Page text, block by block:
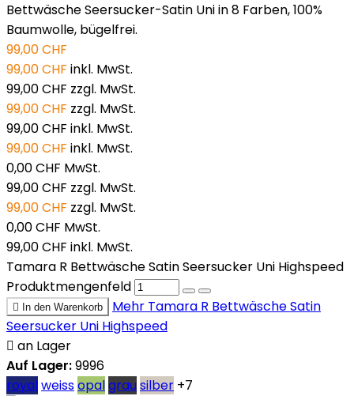
Bettwäsche Seersucker-Satin Uni in 8 Farben, 100%
Baumwolle, bügelfrei.
99,00 CHF
99,00 CHF inkl. MwSt.
99,00 CHF zzgl. MwSt.
99,00 CHF zzgl. MwSt.
99,00 CHF inkl. MwSt.
99,00 CHF inkl. MwSt.
0,00 CHF MwSt.
99,00 CHF zzgl. MwSt.
99,00 CHF zzgl. MwSt.
0,00 CHF MwSt.
99,00 CHF inkl. MwSt.
Tamara R Bettwäsche Satin Seersucker Uni Highspeed
Produktmengenfeld
 In den Warenkorb Mehr Tamara R Bettwäsche Satin
Seersucker Uni Highspeed
 an Lager
Auf Lager:9996
royal weissopalgrausilber +7